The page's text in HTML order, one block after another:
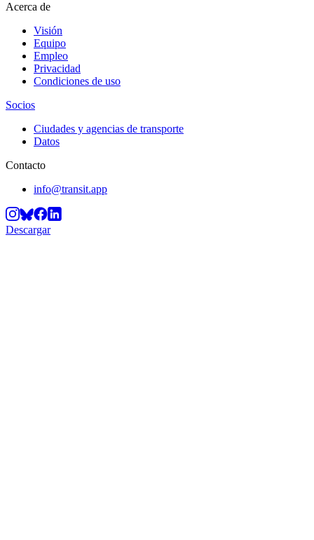
Acerca de
Visión
Equipo
Empleo
Privacidad
Condiciones de uso
Socios
Ciudades y agencias de transporte
Datos
Contacto
info@transit.app
Descargar